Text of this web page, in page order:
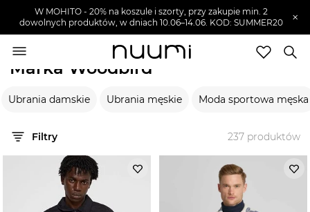
W MOHITO - 20% na koszule i szorty, przy zakupie min. 2
dowolnych produktów, w dniach 10.06–14.06. KOD: SUMMER20
×
Wyprzedaże
Marka Woodbird
Ubrania damskie Ubrania męskie Moda sportowa męska
Filtry 237 produktów